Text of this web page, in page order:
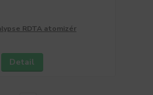
RDTA atomizér
Detail